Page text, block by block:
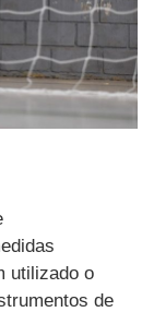
utilizado o
de